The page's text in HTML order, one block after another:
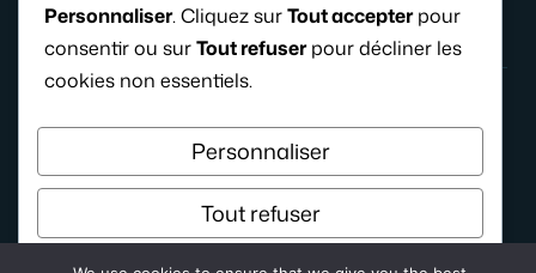
© 2026 KideFring.fr
Personnaliser. Cliquez surTout accepterpour
consentir ou surTout refuserpour décliner les
cookies non essentiels.
Personnaliser
Tout refuser